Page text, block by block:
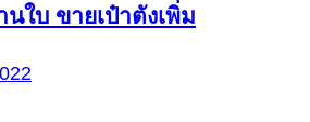
ใบ ขายเป๋าตังเพิ่ม